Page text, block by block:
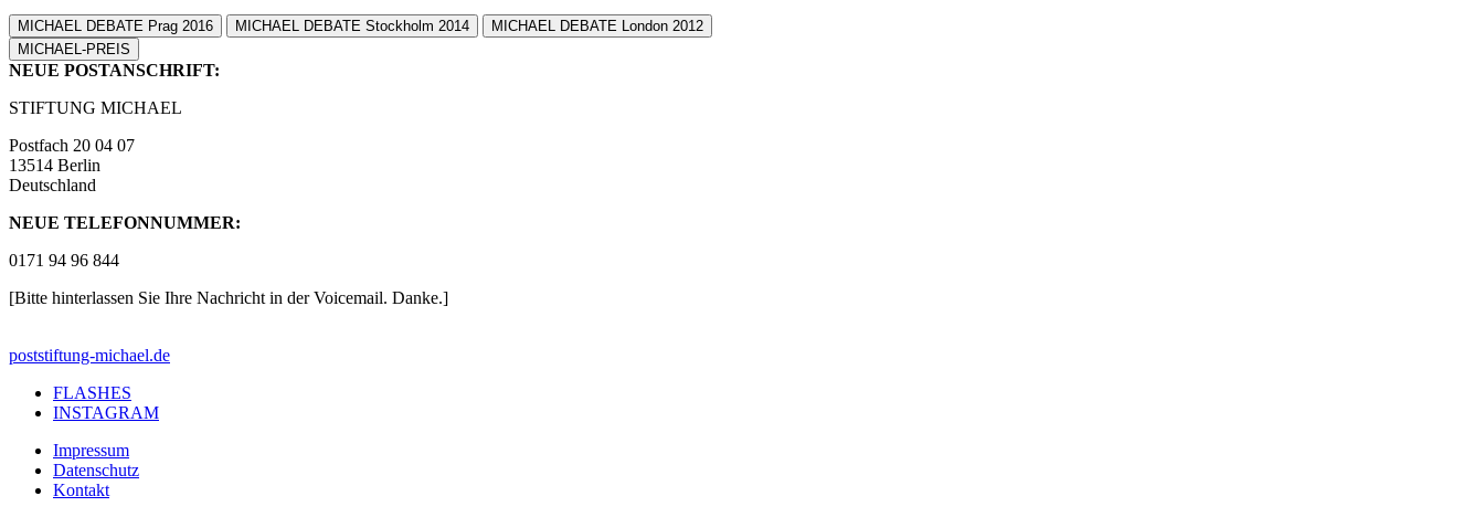
MICHAEL DEBATE Prag 2016 MICHAEL DEBATE Stockholm 2014
MICHAEL DEBATE London 2012
MICHAEL-PREIS
NEUE POSTANSCHRIFT:
STIFTUNG MICHAEL
Postfach 20 04 07
13514 Berlin
Deutschland
NEUE TELEFONNUMMER:
0171 94 96 844
[Bitte hinterlassen Sie Ihre Nachricht in der Voicemail. Danke.]
poststiftung-michael.de
FLASHES
INSTAGRAM
Impressum
Datenschutz
Kontakt